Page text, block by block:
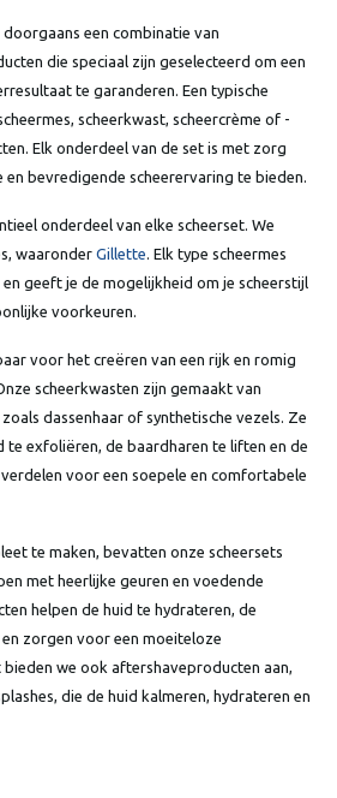
een combinatie van
die speciaal zijn geselecteerd om een
te garanderen. Een typische
scheerkwast, scheercrème of -
Elk onderdeel van de set is met zorg
bevredigende scheerervaring te bieden.
onderdeel van elke scheerset. We
waaronder Gillette. Elk type scheermes
geeft je de mogelijkheid om je scheerstijl
voorkeuren.
voor het creëren van een rijk en romig
scheerkwasten zijn gemaakt van
dassenhaar of synthetische vezels. Ze
te exfoliëren, de baardharen te liften en de
voor een soepele en comfortabele
te maken, bevatten onze scheersets
met heerlijke geuren en voedende
helpen de huid te hydrateren, de
zorgen voor een moeiteloze
bieden we ook aftershaveproducten aan,
die de huid kalmeren, hydrateren en